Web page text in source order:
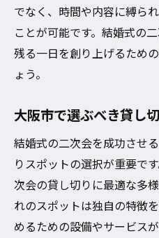
でなく、時間や内容に縛ら
ことが可能です。結婚式の
残る一日を創り上げるため
ょう。
大阪市で選ぶべき貸し
結婚式の二次会を成功させ
りスポットの選択が重要で
次会の貸し切りに最適な多
れのスポットは独自の特徴
めるための設備やサービス